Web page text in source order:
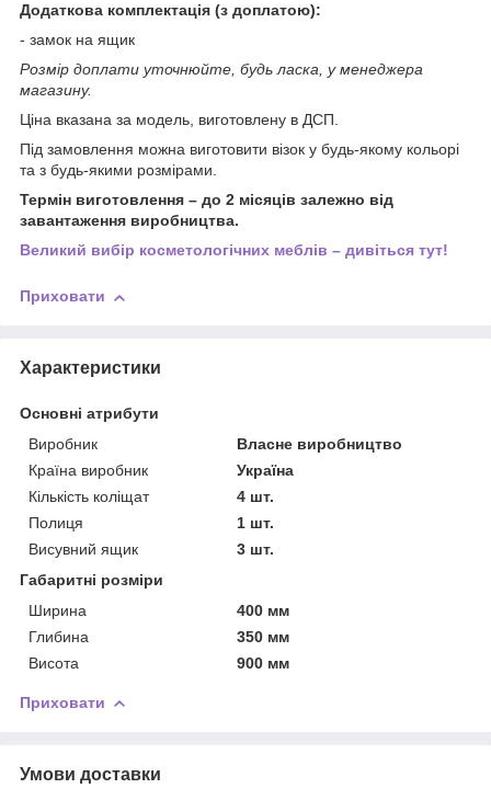
Додаткова комплектація (з доплатою):
- замок на ящик
Розмір доплати уточнюйте, будь ласка, у менеджера
магазину.
Ціна вказана за модель, виготовлену в ДСП.
Під замовлення можна виготовити візок у будь-якому кольорі
та з будь-якими розмірами.
Термін виготовлення – до 2 місяців залежно від
завантаження виробництва.
Великий вибір косметологічних меблів – дивіться тут!
Приховати
Характеристики
Основні атрибути
Виробник
Власне виробництво
Країна виробник
Україна
Кількість коліщат
4 шт.
Полиця
1 шт.
Висувний ящик
3 шт.
Габаритні розміри
Ширина
400 мм
Глибина
350 мм
Висота
900 мм
Приховати
Умови доставки